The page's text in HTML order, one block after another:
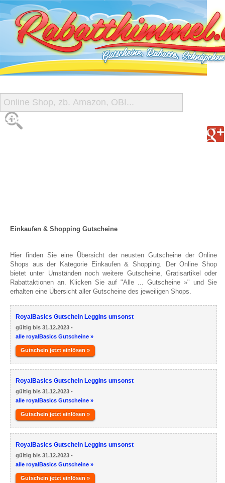
START
Einkaufen & Shopping Gutscheine
Hier finden Sie eine Übersicht der neusten Gutscheine der Online
Shops aus der Kategorie Einkaufen & Shopping. Der Online Shop
bietet unter Umständen noch weitere Gutscheine, Gratisartikel oder
Rabattaktionen an. Klicken Sie auf "Alle ... Gutscheine »" und Sie
erhalten eine Übersicht aller Gutscheine des jeweiligen Shops.
RoyalBasics Gutschein Leggins umsonst
gültig bis 31.12.2023 -
alle royalBasics Gutscheine »
Gutschein jetzt einlösen »
RoyalBasics Gutschein Leggins umsonst
gültig bis 31.12.2023 -
alle royalBasics Gutscheine »
Gutschein jetzt einlösen »
RoyalBasics Gutschein Leggins umsonst
gültig bis 31.12.2023 -
alle royalBasics Gutscheine »
Gutschein jetzt einlösen »